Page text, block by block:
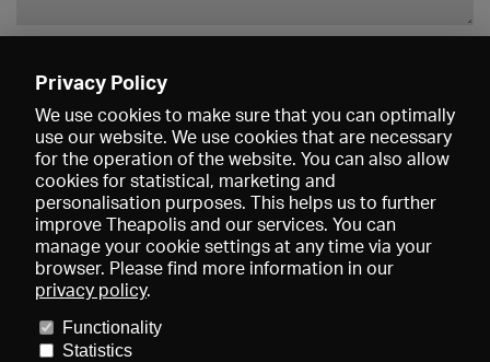
Données médiatiques
Conditions générales de vente
Privacy Policy
We use cookies to make sure that you can optimally
use our website. We use cookies that are necessary
for the operation of the website. You can also allow
cookies for statistical, marketing and
personalisation purposes. This helps us to further
improve Theapolis and our services. You can
manage your cookie settings at any time via your
browser. Please find more information in our
privacy policy.
Functionality
Statistics